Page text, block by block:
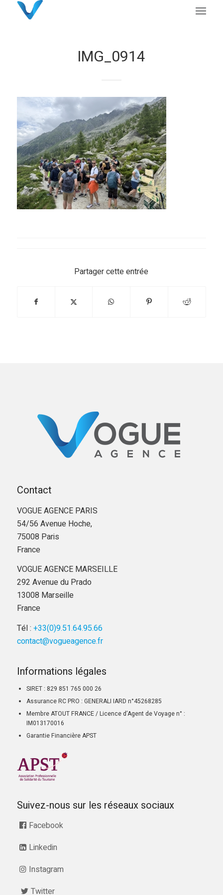
IMG_0914
Partager cette entrée
Contact
VOGUE AGENCE PARIS
54/56 Avenue Hoche,
75008 Paris
France
VOGUE AGENCE MARSEILLE
292 Avenue du Prado
13008 Marseille
France
Tél : +33(0)9.51.64.95.66
contact@vogueagence.fr
Informations légales
SIRET : 829 851 765 000 26
Assurance RC PRO : GENERALI IARD n°45268285
Membre ATOUT FRANCE / Licence d’Agent de Voyage n° :
IM013170016
Garantie Financière APST
Suivez-nous sur les réseaux sociaux
Facebook
Linkedin
Instagram
Twitter